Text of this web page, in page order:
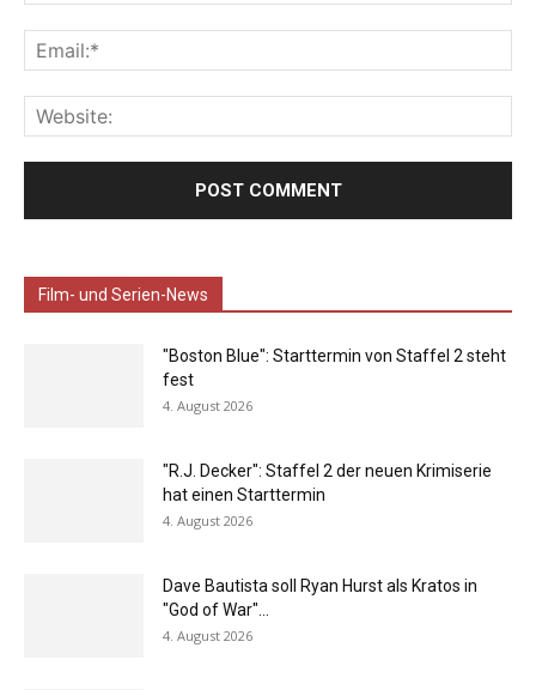
Film- und Serien-News
"Boston Blue": Starttermin von Staffel 2 steht
fest
4. August 2026
"R.J. Decker": Staffel 2 der neuen Krimiserie
hat einen Starttermin
4. August 2026
Dave Bautista soll Ryan Hurst als Kratos in
"God of War"...
4. August 2026